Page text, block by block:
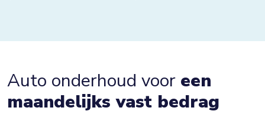
Auto onderhoud voor een
maandelijks vast bedrag